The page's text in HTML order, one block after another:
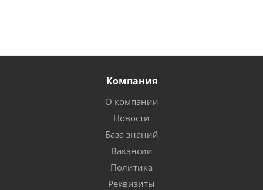
Компания
О компании
Новости
База знаний
Вакансии
Политика
Реквизиты